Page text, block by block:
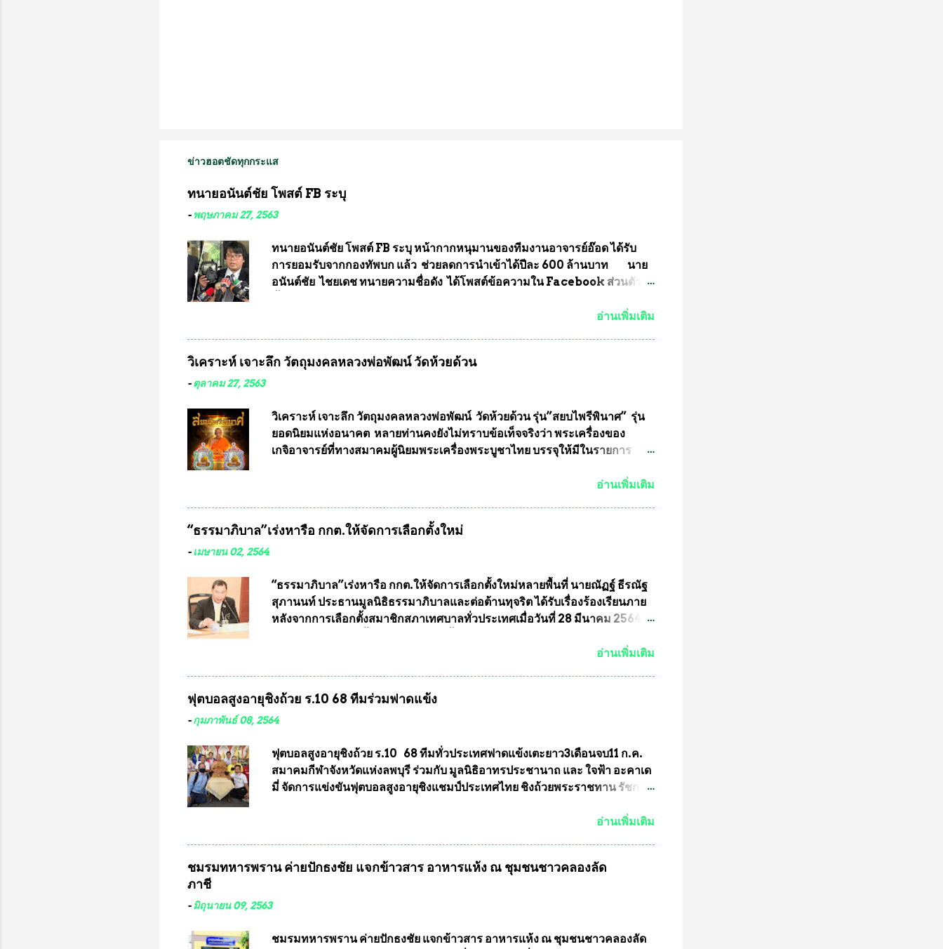
ข่าวฮอตชัดทุกกระแส
ทนายอนันต์ชัย โพสต์ FB ระบุ
- พฤษภาคม 27, 2563
ทนายอนันต์ชัย โพสต์ FB ระบุ หน้ากากหนุมานของทีมงานอาจารย์อ๊อด ได้รับ
การยอมรับจากกองทัพบก แล้ว ช่วยลดการนำเข้าได้ปีละ 600 ล้านบาท นาย
อนันต์ชัย ไชยเดช ทนายความชื่อดัง ได้โพสต์ข้อความใน Facebook ส่วนตัว
ว่า หน้ากากป้องกันสารพิษทางทหาร ถ้าสามารถผลิตได้ในประเทศไทย จะทำให้
กับประเทศชาติอย่างยิ่ง ผมจะดีใจและภูมิใจมากหากหน้ากากป้องกันสารพิษทาง
ทหารนี้ได้รับการผลิตในประเทศลดการนำเข้าโดยเด็ดขาด และสามารถผลิต
จำหน่ายส่งออกต่างประเทศได้ โดยทีมทนายความและทีมงา...
อ่านเพิ่มเติม
วิเคราะห์ เจาะลึก วัตถุมงคลหลวงพ่อพัฒน์ วัดห้วยด้วน
-ตุลาคม 27, 2563
วิเคราะห์ เจาะลึก วัตถุมงคลหลวงพ่อพัฒน์ วัดห้วยด้วน รุ่น”สยบไพรีพินาศ” รุ่น
ยอดนิยมแห่งอนาคต หลายท่านคงยังไม่ทราบข้อเท็จจริงว่า พระเครื่องของ
เกจิอาจารย์ที่ทางสมาคมผู้นิยมพระเครื่องพระบูชาไทย บรรจุให้มีในรายการ
หมุน แต่พระเครื่องหลวงพ่อคูณ มีเพียงบางรุ่นเท่านั้นที่อยู่ในรายการประกวด
ในอนาคต หากทางสมาคมฯ มีการบรรจุพระเครื่องหลวงพ่อพัฒน์ ให้มีการ
ประกวดแบบถาวรบ้าง ก็คงจะมีการคัดเลือกเพียงบางรุ่นเช่นกัน เนื่องจากพระ
เข้ารายการประกวดต้องมีคุณสมบัติชัดเจนดังนี้ 1.)พระทุกองค์จะต้องตอกโค๊ต
และรันหมายเลข (พร้อมทั้งมีการทำลายบล๊อก โค๊ด หมายเลข) 2.)ต้องมีการ
ประกาศจำนวนการจัดสร้างให้ชัดเจน ว่าสร้างจำนวนเท่าไหร่ (เพื่อป้องกันการปั๊ม
อ่านเพิ่มเติม
“ธรรมาภิบาล”เร่งหารือ กกต.ให้จัดการเลือกตั้งใหม่
-เมษายน 02, 2564
“ธรรมาภิบาล”เร่งหารือ กกต.ให้จัดการเลือกตั้งใหม่หลายพื้นที่ นายณัฏฐ์ ธีรณัฐ
สุภานนท์ ประธานมูลนิธิธรรมาภิบาลและต่อต้านทุจริต ได้รับเรื่องร้องเรียนภาย
หลังจากการเลือกตั้งสมาชิกสภาเทศบาลทั่วประเทศเมื่อวันที่ 28 มีนาคม 2564 ที่
กฎหมายการเลือกตั้ง นายณัฏฐ์ ธีรณัฐสุภานนท์ เปิดเผยว่า “ยกตัวอย่างในเขต
กฎหมายการเลือกตั้งเข้ามาเป็นจำนวนมาก โดยจะเข้าหารือกับเลขาธิการคณะ
กรรมการการเลือกตั้ง เพื่อให้ตั้งคณะกรรมการแสวงหาข้อเท็จจริง เร่งให้มีคำ
เลือกตั้งใหม่อีกครั้ง ประธานมูลนิธิธรรมาภิบาลและต่อต้านทุจริต กล่าวต่ออีกว่า
“นครเชียงใหม่เป็นเขตพื้นที่เศรษฐกิจอันสำคัญของภาคเหนือ ต้องส่งเสริมให้ผู้นำ
ในระดับต่างๆมีหลักธรรมาภิบาลในการบริหารราชการแผ่นดิน คณะกรรมการ
อ่านเพิ่มเติม
ฟุตบอลสูงอายุชิงถ้วย ร.10 68 ทีมร่วมฟาดแข้ง
-กุมภาพันธ์ 08, 2564
ฟุตบอลสูงอายุชิงถ้วย ร.10 68 ทีมทั่วประเทศฟาดแข้งเตะยาว3เดือนจบ11 ก.ค.
สมาคมกีฬาจังหวัดแห่งลพบุรี ร่วมกับ มูลนิธิอาทรประชานาถ และ ใจฟ้า อะคาเด
มี่ จัดการแข่งขันฟุตบอลสูงอายุชิงแชมป์ประเทศไทย ชิงถ้วยพระราชทาน รัชกาล
ชาติอนุญาตให้ลงแข่งขันได้ ทีมแชมป์ได้รับ 150,000 บาท พร้อมได้สิทธิ์ไปทัวร์
ประธานมูลนิธิประชานาถ และ ประธานอำนวยการจัดการแข่งขันฟุตบอลสูงอายุ
บดินทรเทพยวรางกูร (รัชกาลที่ 10 ) พร้อมด้วย ดร.สุจินต์ สว่างศรี รองประธาน
แข่งขัน และคณะทำงาน ได้ร่วมกันประชุมหารือเตรียมความพร้อมจัดการ
อ่านเพิ่มเติม
ชมรมทหารพราน ค่ายปักธงชัย แจกข้าวสาร อาหารแห้ง ณ​ ชุมชนชาวคลองลัด
ภาชี
-มิถุนายน 09, 2563
ชมรมทหารพราน ค่ายปักธงชัย แจกข้าวสาร อาหารแห้ง ณ​ ชุมชนชาวคลองลัด